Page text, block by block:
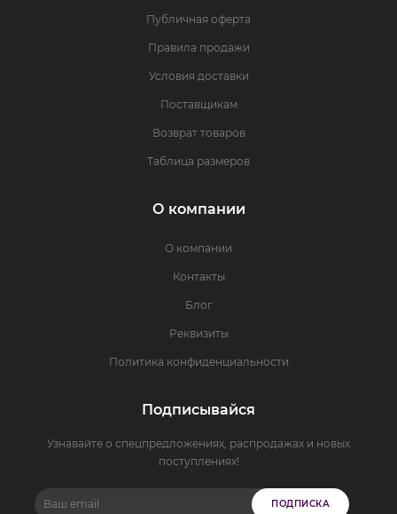
Публичная оферта
Правила продажи
Условия доставки
Поставщикам
Возврат товаров
Таблица размеров
О компании
О компании
Контакты
Блог
Реквизиты
Политика конфиденциальности
Подписывайся
Узнавайте о спецпредложениях, распродажах и новых
поступлениях!
ПОДПИСКА